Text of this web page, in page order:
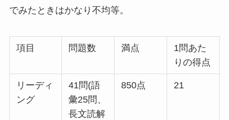
でみたときはかなり不均等。
項目 問題数 満点
1問あた
りの得点
リーディ
ング
41問(語
彙25問、
長文読解
850点 21